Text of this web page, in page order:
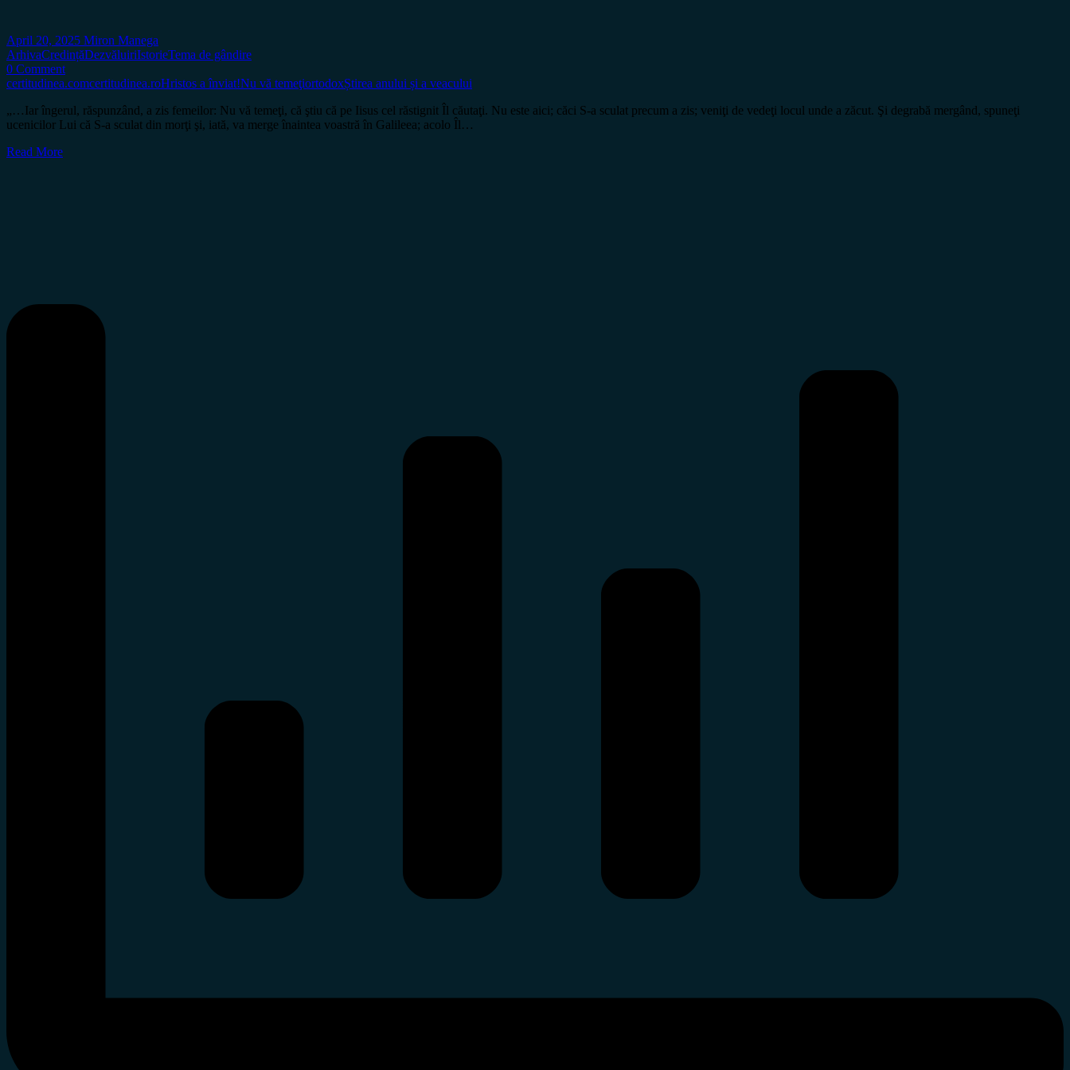
April 20, 2025 Miron Manega
ArhivaCredințăDezvăluiriIstorieTema de gândire
0 Comment
certitudinea.comcertitudinea.roHristos a înviat!Nu vă temeţiortodoxȘtirea anului și a veacului
„…Iar îngerul, răspunzând, a zis femeilor: Nu vă temeţi, că ştiu că pe Iisus cel răstignit Îl căutaţi. Nu este aici; căci S-a sculat precum a zis; veniţi de vedeţi locul unde a zăcut. Şi degrabă mergând, spuneţi
ucenicilor Lui că S-a sculat din morţi şi, iată, va merge înaintea voastră în Galileea; acolo Îl…
Read More